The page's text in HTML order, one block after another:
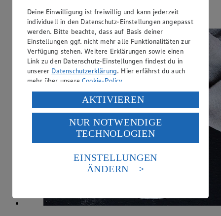
Laktosefrei
Deine Einwilligung ist freiwillig und kann jederzeit
individuell in den Datenschutz-Einstellungen angepasst
werden. Bitte beachte, dass auf Basis deiner
Einstellungen ggf. nicht mehr alle Funktionalitäten zur
Verfügung stehen. Weitere Erklärungen sowie einen
Link zu den Datenschutz-Einstellungen findest du in
unserer Datenschutzerklärung. Hier erfährst du auch
mehr über unsereCookie-Policy.
Verarbeitung deiner personenbezogenen Daten in den
USA durch Facebook und YouTube:
Wenn du auf „Aktivieren“ klickst, willigst du im Sinne
des Art. 49 Abs. 1 Satz 1 lit. a) DSGVO ein, dass deine
Daten in den USA verarbeitet werden. Der EuGH sieht
die USA als Land mit einem nach europäischen
Standards nicht angemessenen Datenschutzniveau an.
Es besteht das Risiko eines Zugriffs durch US-
Informationen zum Herausgeber der Seite findest du
AKTIVIEREN
NUR NOTWENDIGE
TECHNOLOGIEN
EINSTELLUNGEN
ÄNDERN